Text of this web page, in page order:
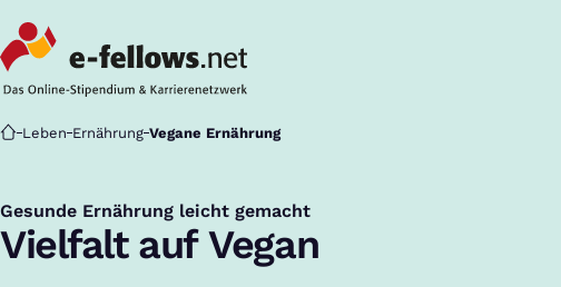
Startseite
Leben Ernährung Vegane Ernährung
Gesunde Ernährung leicht gemacht
:
Vielfalt auf Vegan